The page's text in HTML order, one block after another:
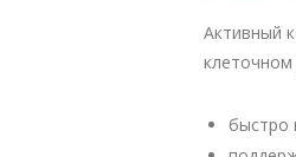
Активный
клеточном
быстро